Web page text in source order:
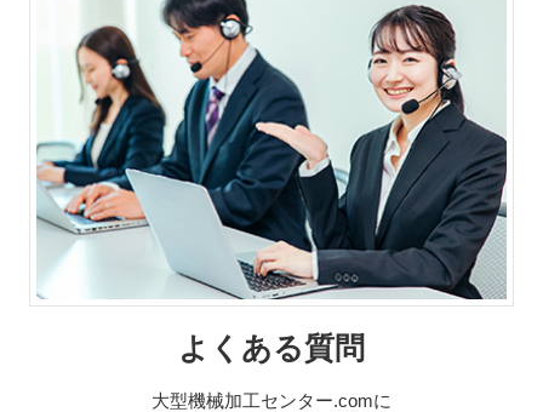
よくある質問
大型機械加工センター.comに